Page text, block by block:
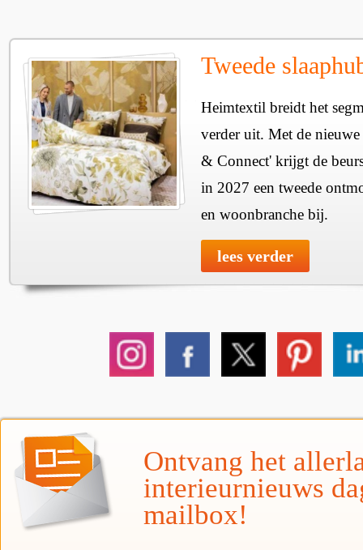
Tweede
Heimtextil breidt het
verder uit. Met de
& Connect' krijgt de
in 2027 een tweede
en woonbranche bij.
lees verder
Ontvang het
interieurnieuws
mailbox!